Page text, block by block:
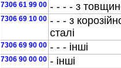
7306 61 99 00 - - - - з
7306 69 10 00 - - - з
сталi
7306 69 90 00 - - - iншi
7306 90 00 00 - iншi